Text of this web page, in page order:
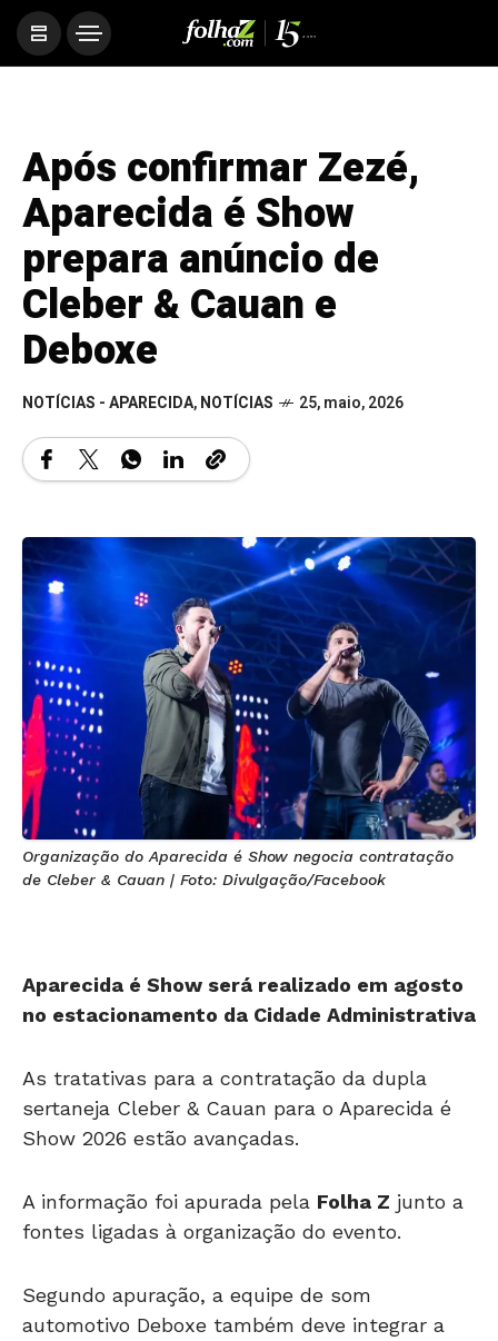
Após confirmar Zezé,
Aparecida é Show
prepara anúncio de
Cleber & Cauan e
Deboxe
NOTÍCIAS - APARECIDA,NOTÍCIAS 25, maio, 2026
Organização do Aparecida é Show negocia contratação
de Cleber & Cauan | Foto: Divulgação/Facebook
Aparecida é Show será realizado em agosto
no estacionamento da Cidade Administrativa
As tratativas para a contratação da dupla
sertaneja Cleber & Cauan para o Aparecida é
Show 2026 estão avançadas.
A informação foi apurada pela Folha Z junto a
fontes ligadas à organização do evento.
Segundo apuração, a equipe de som
automotivo Deboxe também deve integrar a